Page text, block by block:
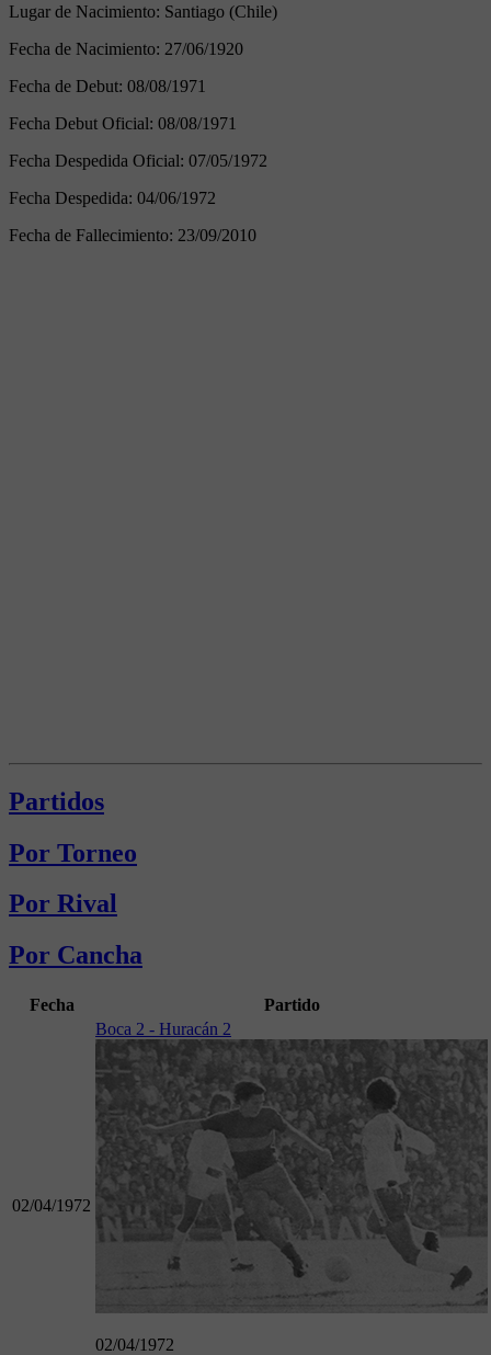
Lugar de Nacimiento: Santiago (Chile)
Fecha de Nacimiento: 27/06/1920
Fecha de Debut: 08/08/1971
Fecha Debut Oficial: 08/08/1971
Fecha Despedida Oficial: 07/05/1972
Fecha Despedida: 04/06/1972
Fecha de Fallecimiento: 23/09/2010
Partidos
Por Torneo
Por Rival
Por Cancha
Fecha Partido
02/04/1972
Boca 2 - Huracán 2
02/04/1972